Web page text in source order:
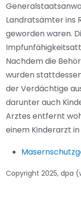
Landratsämter ins
geworden waren.
Nachdem die
wurden
der Verdächtige
darunter auch
Arztes entfernt
einem Kinderarzt
Copyright 2025, dpa